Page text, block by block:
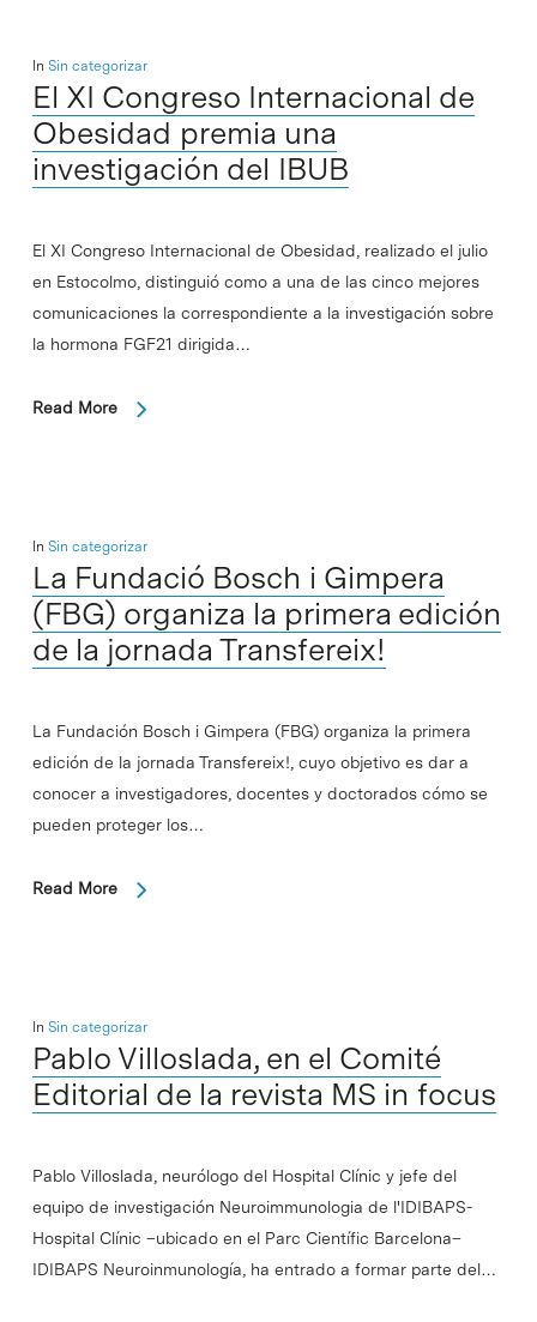
In Sin categorizar
El XI Congreso Internacional de
Obesidad premia una
investigación del IBUB
El XI Congreso Internacional de Obesidad, realizado el julio
en Estocolmo, distinguió como a una de las cinco mejores
comunicaciones la correspondiente a la investigación sobre
la hormona FGF21 dirigida…
Read More
In Sin categorizar
La Fundació Bosch i Gimpera
(FBG) organiza la primera edición
de la jornada Transfereix!
La Fundación Bosch i Gimpera (FBG) organiza la primera
edición de la jornada Transfereix!, cuyo objetivo es dar a
conocer a investigadores, docentes y doctorados cómo se
pueden proteger los…
Read More
In Sin categorizar
Pablo Villoslada, en el Comité
Editorial de la revista MS in focus
Pablo Villoslada, neurólogo del Hospital Clínic y jefe del
equipo de investigación Neuroimmunologia de l'IDIBAPS-
Hospital Clínic –ubicado en el Parc Científic Barcelona–
IDIBAPS Neuroinmunología, ha entrado a formar parte del…